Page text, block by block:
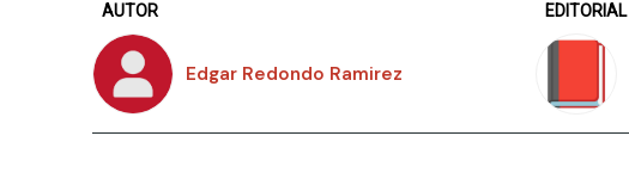
AUTOR
Edgar Redondo Ramirez
EDITORIAL